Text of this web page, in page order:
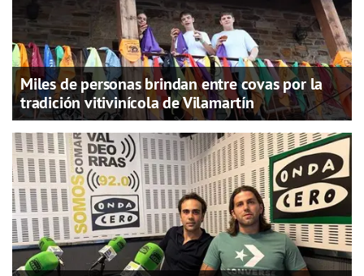
Miles de personas brindan entre covas por la
tradición vitivinícola de Vilamartín